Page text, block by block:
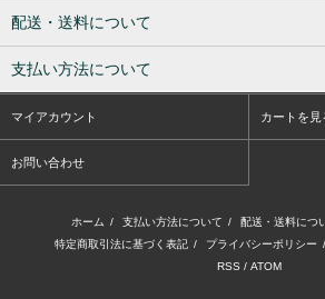
配送・送料について
支払い方法について
マイアカウント カートを見
お問い合わせ
ホーム / 支払い方法について / 配送・送料につ
特定商取引法に基づく表記 / プライバシーポリシー /
RSS / ATOM